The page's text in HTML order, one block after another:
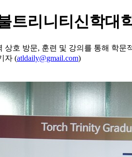
트리니티신학대
상호 방문, 훈련 및 강의를 통해 학문
자 (atldaily@gmail.com)